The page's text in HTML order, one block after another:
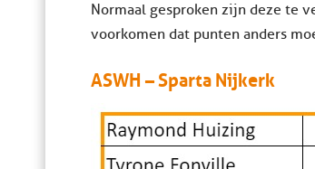
Normaal gesproken zijn deze te
voorkomen dat punten anders
ASWH – Sparta Nijkerk